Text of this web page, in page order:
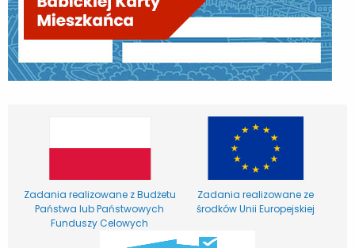
Zadania realizowane z Budżetu
Państwa lub Państwowych
Funduszy Celowych
Zadania realizowane ze
środków Unii Europejskiej